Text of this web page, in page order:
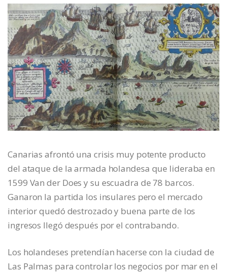
Canarias afrontó una crisis muy potente producto
del ataque de la armada holandesa que lideraba en
1599 Van der Does y su escuadra de 78 barcos.
Ganaron la partida los insulares pero el mercado
interior quedó destrozado y buena parte de los
ingresos llegó después por el contrabando.
Los holandeses pretendían hacerse con la ciudad de
Las Palmas para controlar los negocios por mar en el